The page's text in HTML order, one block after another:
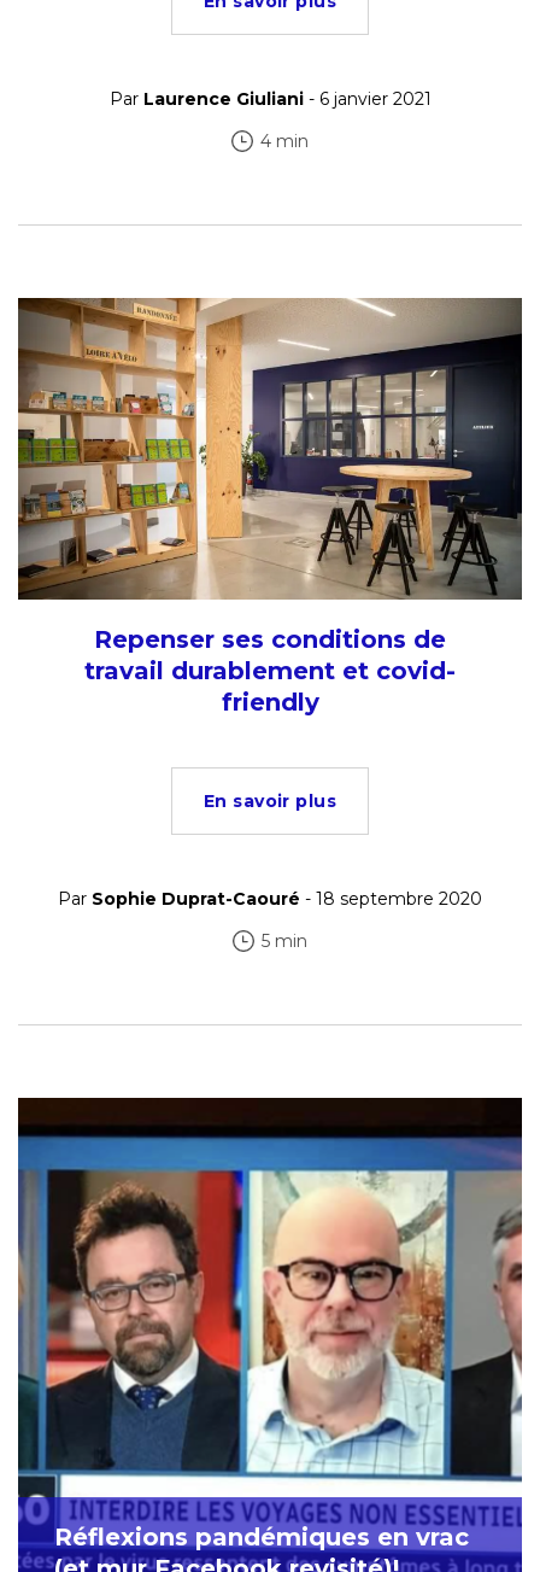
Par Laurence Giuliani- 6 janvier 2021
4 min
Repenser ses conditions de
travail durablement et covid-
friendly
En savoir plus
Par Sophie Duprat-Caouré - 18 septembre 2020
5 min
Réflexions pandémiques en vrac